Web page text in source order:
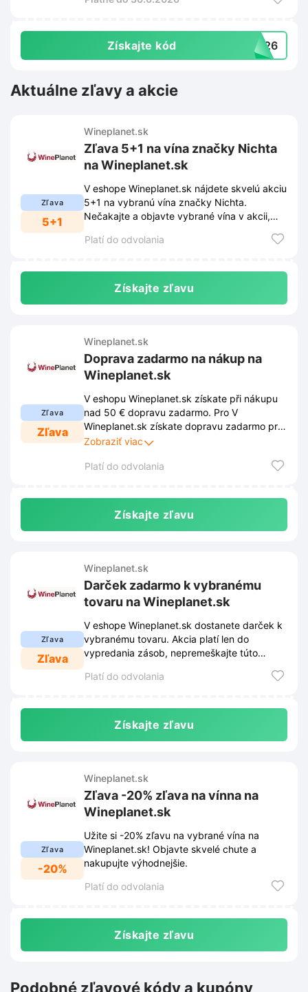
Získajte kód 1026
Aktuálne zľavy a akcie
Zľava
5+1
Wineplanet.sk
Zľava 5+1 na vína značky Nichta
na Wineplanet.sk
V eshope Wineplanet.sk nájdete skvelú akciu
5+1 na vybranú vína značky Nichta.
Nečakajte a objavte vybrané vína v akcii,
Platí do odvolania
Získajte zľavu
Zľava
Zľava
Wineplanet.sk
Doprava zadarmo na nákup na
Wineplanet.sk
V eshopu Wineplanet.sk získate při nákupu
nad 50 € dopravu zadarmo. Pro V
Wineplanet.sk získate dopravu zadarmo pri
nákupe nad 50 €. Ak chcete využiť zľavu,
obchodom. Tieto podmienky sú uverejnené
Zobraziť viac
Platí do odvolania
Získajte zľavu
Zľava
Zľava
Wineplanet.sk
Darček zadarmo k vybranému
tovaru na Wineplanet.sk
V eshope Wineplanet.sk dostanete darček k
vybranému tovaru. Akcia platí len do
vypredania zásob, nepremeškajte túto
Platí do odvolania
Získajte zľavu
Zľava
-20%
Wineplanet.sk
Zľava -20% zľava na vínna na
Wineplanet.sk
Užite si -20% zľavu na vybrané vína na
Wineplanet.sk! Objavte skvelé chute a
nakupujte výhodnejšie.
Platí do odvolania
Získajte zľavu
Podobné zľavové kódy a kupóny